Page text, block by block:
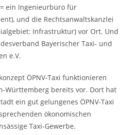
ein Ingenieurbüro für
und die Rechtsanwaltskanzlei
Infrastruktur) vor Ort. Und
Bayerischer Taxi- und
e.V.
ÖPNV-Taxi funktionieren
Württemberg bereits vor. Dort hat
ein gut gelungenes ÖPNV-Taxi
ökonomischen
Taxi-Gewerbe.